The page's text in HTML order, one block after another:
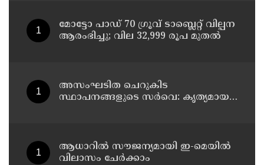
മോട്ടോ പാഡ് 70 ഗ്രൂവ് ടാബ്ലെറ്റ് വില്പന
ആരംഭിച്ചു; വില 32,999 രൂപ മുതൽ
അസംഘടിത ചെറുകിട
സ്ഥാപനങ്ങളുടെ സർവെ: കൃത്യമായ
ആധാറിൽ സൗജന്യമായി ഇ-മെയിൽ
വിലാസം ചേർക്കാം